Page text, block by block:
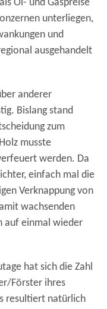
Öl- und Gaspreise
unterliegen,
und
ausgehandelt
anderer
Bislang stand
zum
musste
werden. Da
einfach mal die
Verknappung von
wachsenden
auf einmal wieder
hat sich die Zahl
Förster ihres
resultiert natürlich